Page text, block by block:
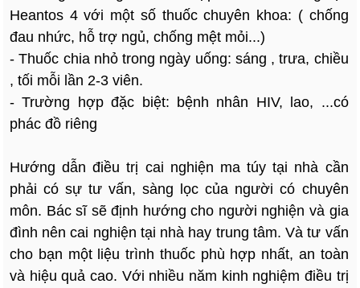
Heantos 4 với một số thuốc chuyên khoa: ( chống
đau nhức, hỗ trợ ngủ, chống mệt mỏi...)
- Thuốc chia nhỏ trong ngày uống: sáng , trưa, chiều
, tối mỗi lần 2-3 viên.
- Trường hợp đặc biệt: bệnh nhân HIV, lao, ...có
phác đồ riêng
Hướng dẫn điều trị cai nghiện ma túy tại nhà cần
phải có sự tư vấn, sàng lọc của người có chuyên
môn. Bác sĩ sẽ định hướng cho người nghiện và gia
đình nên cai nghiện tại nhà hay trung tâm. Và tư vấn
cho bạn một liệu trình thuốc phù hợp nhất, an toàn
và hiệu quả cao. Với nhiều năm kinh nghiệm điều trị